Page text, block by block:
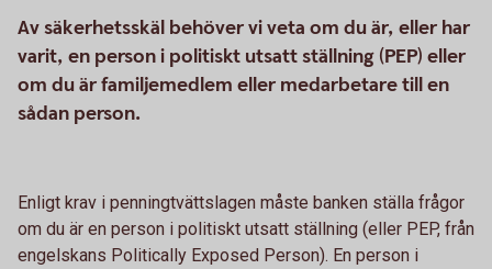
Av säkerhetsskäl behöver vi veta om du är, eller har
varit, en person i politiskt utsatt ställning (PEP) eller
om du är familjemedlem eller medarbetare till en
sådan person.
Enligt krav i penningtvättslagen måste banken ställa frågor
om du är en person i politiskt utsatt ställning (eller PEP, från
engelskans Politically Exposed Person). En person i